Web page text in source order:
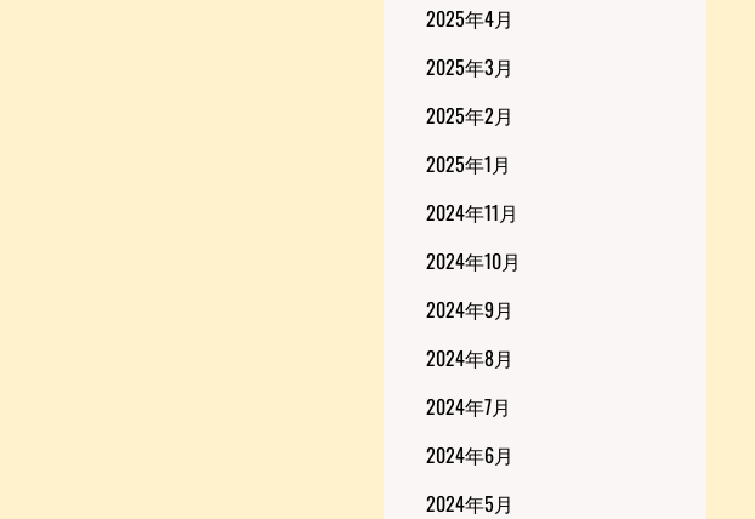
2025年4月
2025年3月
2025年2月
2025年1月
2024年11月
2024年10月
2024年9月
2024年8月
2024年7月
2024年6月
2024年5月